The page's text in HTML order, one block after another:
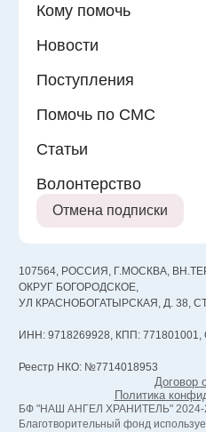
Кому помочь
Новости
Поступления
Помочь по СМС
Статьи
Волонтерство
Отмена подписки
107564, РОССИЯ, Г.МОСКВА,
ОКРУГ БОГОРОДСКОЕ,
УЛ КРАСНОБОГАТЫРСКАЯ, Д. 38,
ИНН: 9718269928, КПП:
Реестр НКО: №7714018953
Договор
Политика
БФ "НАШ АНГЕЛ ХРАНИТЕЛЬ" 2024-
Благотворительный фонд